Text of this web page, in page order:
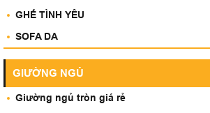
GHẾ TÌNH YÊU
SOFA DA
GIƯỜNG NGỦ
Giường ngủ tròn giá rẻ